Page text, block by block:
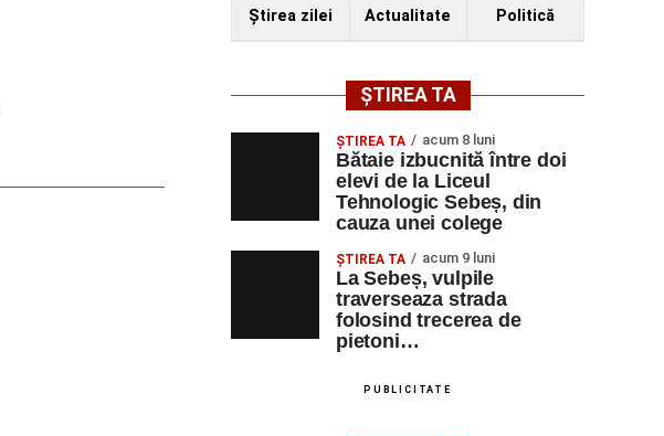
Ştirea zilei Actualitate Politică
ȘTIREA TA
ŞTIREA TA acum 8 luni
Bătaie izbucnită între doi
elevi de la Liceul
Tehnologic Sebeș, din
cauza unei colege
ŞTIREA TA acum 9 luni
La Sebeș, vulpile
traverseaza strada
folosind trecerea de
pietoni…
PUBLICITATE